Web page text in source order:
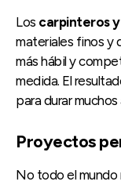
Los carpinteros
materiales finos y
más hábil y
medida. El
para durar muchos
Proyectos
No todo el mundo